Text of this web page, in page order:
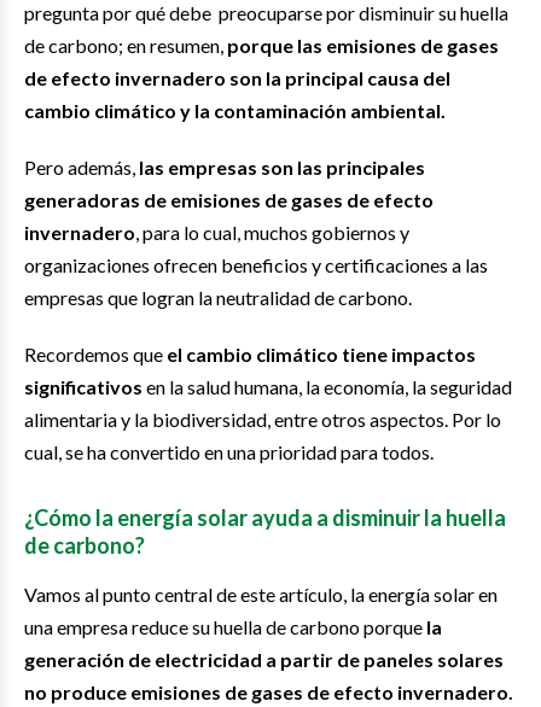
pregunta por qué debe preocuparse por disminuir su huella
de carbono; en resumen, porque las emisiones de gases
de efecto invernadero son la principal causa del
cambio climático y la contaminación ambiental.
Pero además, las empresas son las principales
generadoras de emisiones de gases de efecto
invernadero, para lo cual, muchos gobiernos y
organizaciones ofrecen beneficios y certificaciones a las
empresas que logran la neutralidad de carbono.
Recordemos que el cambio climático tiene impactos
significativos en la salud humana, la economía, la seguridad
alimentaria y la biodiversidad, entre otros aspectos. Por lo
cual, se ha convertido en una prioridad para todos.
¿Cómo la energía solar ayuda a disminuir la huella
de carbono?
Vamos al punto central de este artículo, la energía solar en
una empresa reduce su huella de carbono porque la
generación de electricidad a partir de paneles solares
no produce emisiones de gases de efecto invernadero.